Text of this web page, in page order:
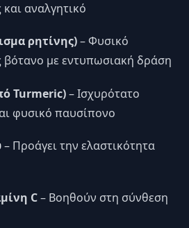
αναλγητικό
ρητίνης)– Φυσικό
βότανο με εντυπωσιακή δράση
Turmeric)– Ισχυρότατο
φυσικό παυσίπονο
– Προάγει την ελαστικότητα
C– Βοηθούν στη σύνθεση